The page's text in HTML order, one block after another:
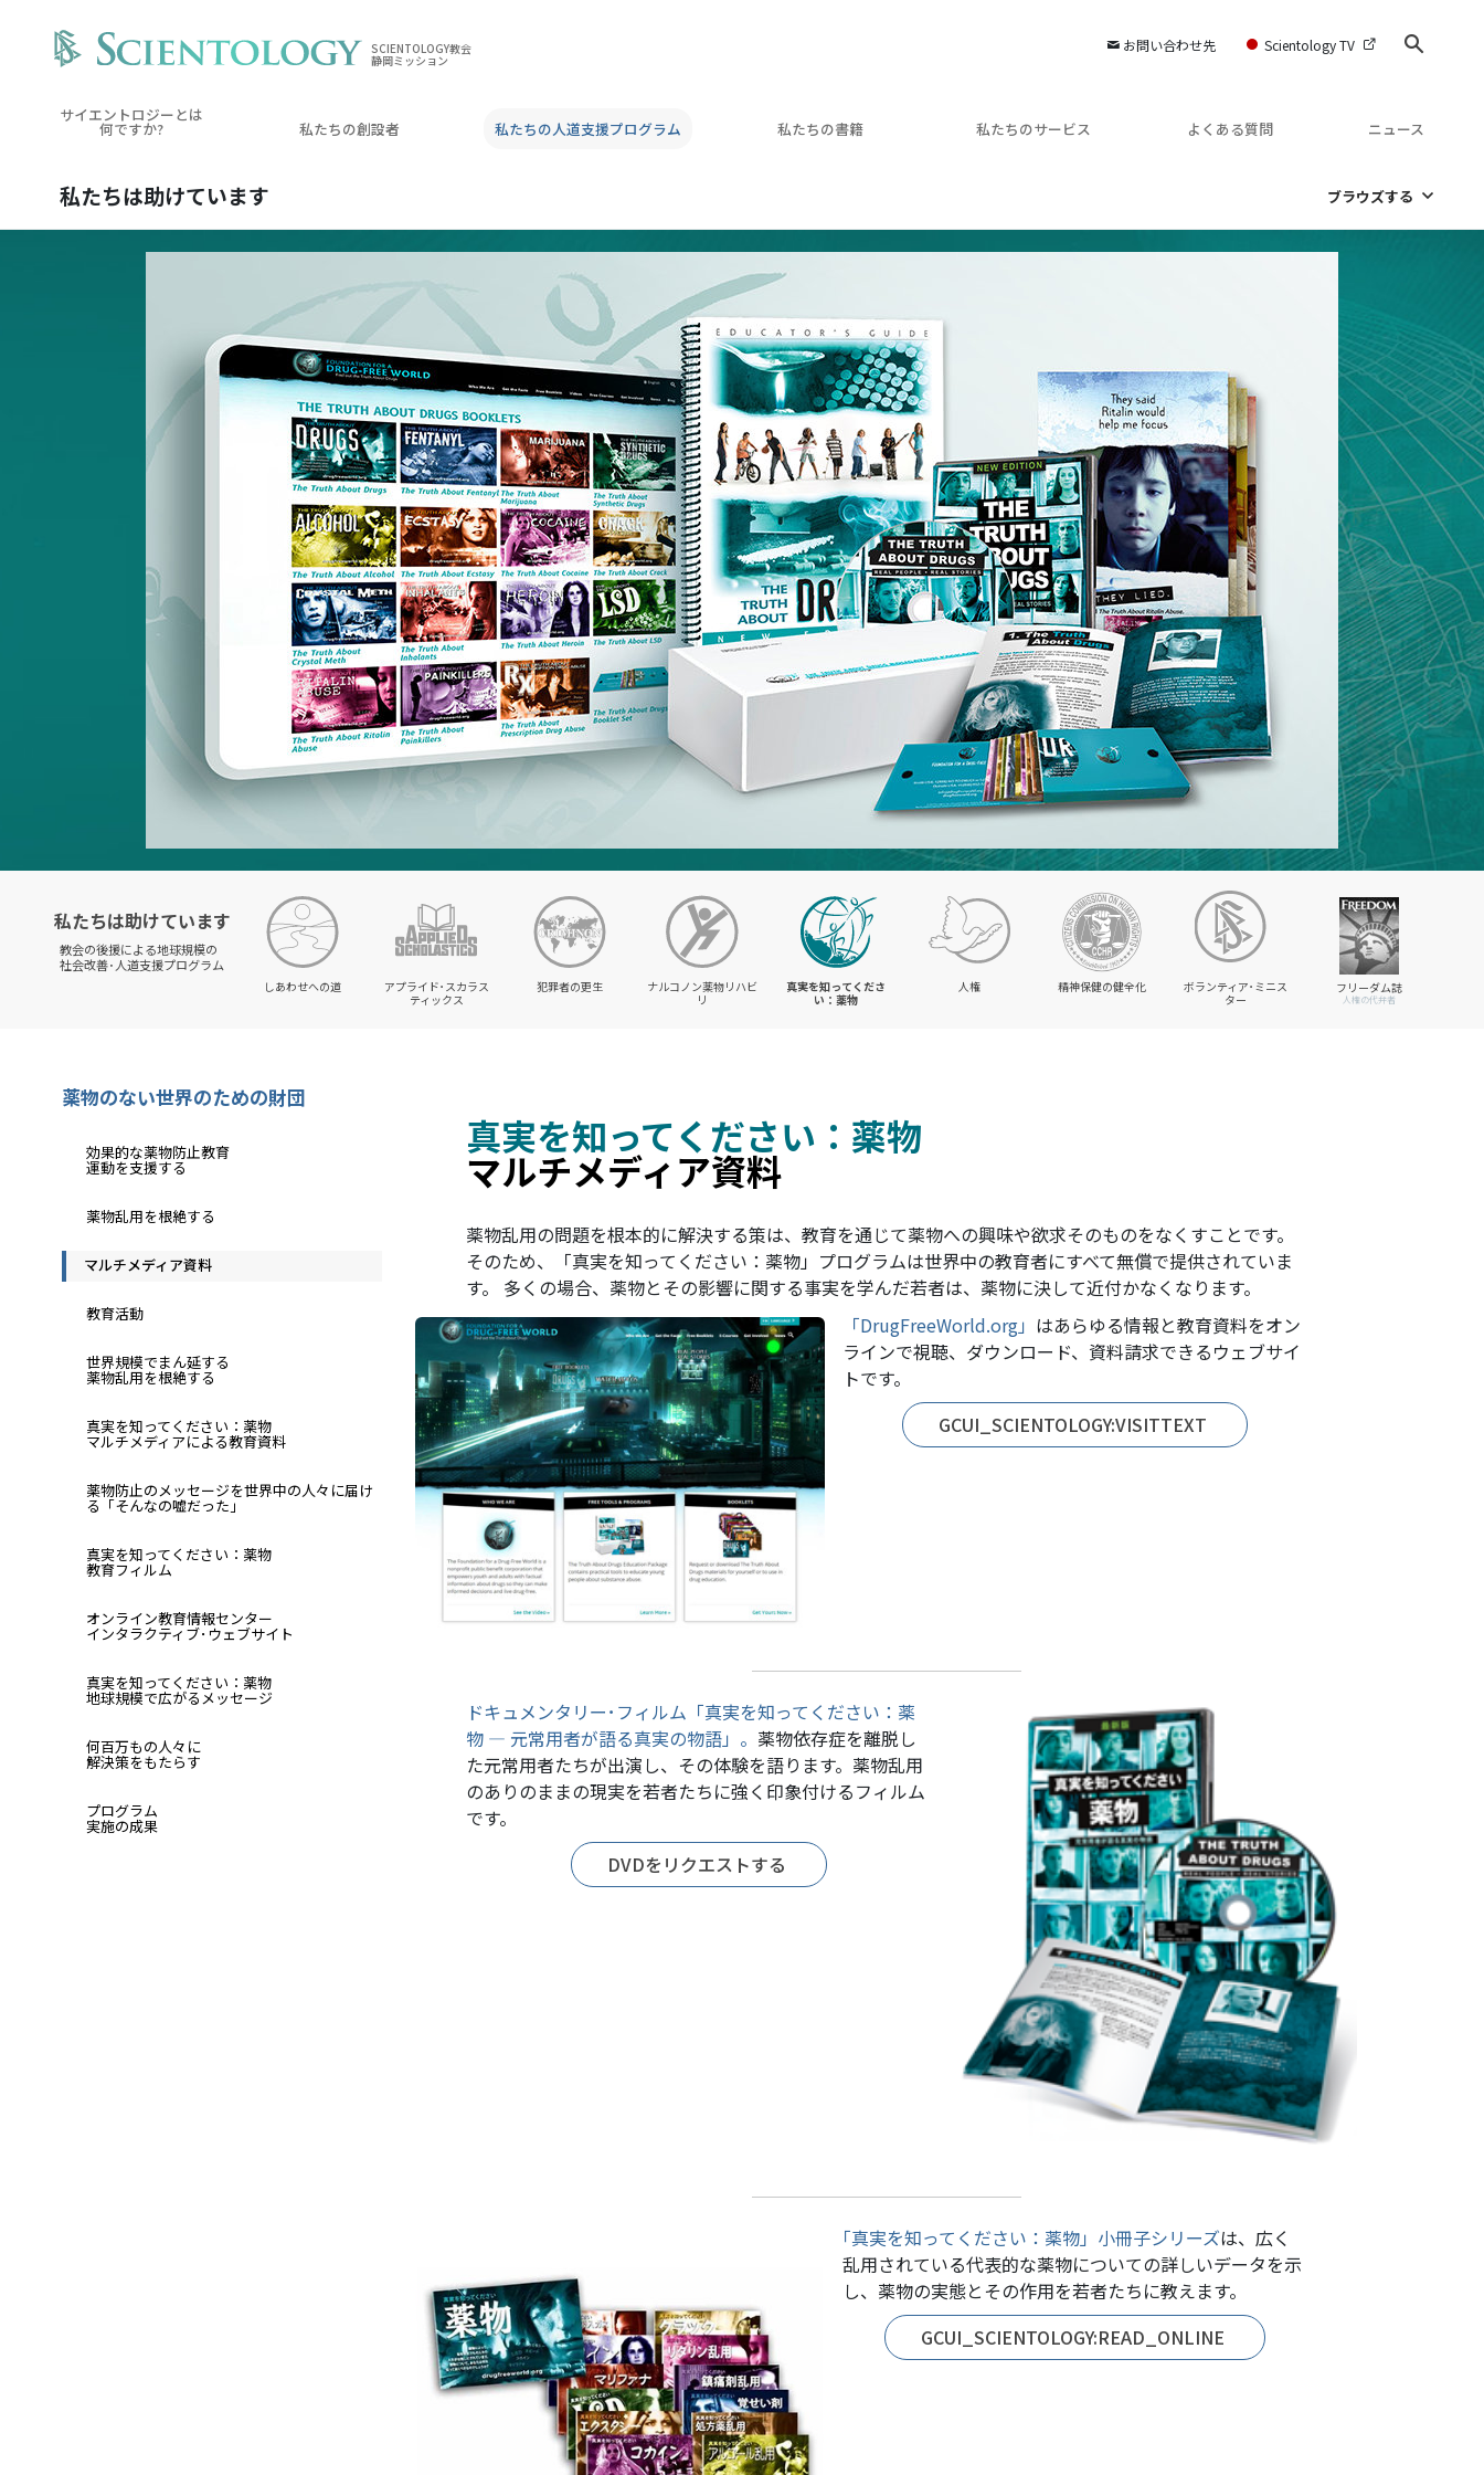
お問い合わせ先 Scientology TV
SCIENTOLOGY教会
静岡ミッション
サイエントロジーとは
何ですか? 私たちの創設者 私たちの人道支援プログラム 私たちの書籍 私たちのサービス よくある質問 ニュース
私たちは助けています ブラウズする
私たちは助けています
教会の後援による地球規模の
社会改善･人道支援プログラム
しあわせへの道
アプライド･スカラス
ティックス
犯罪者の更生
ナルコノン薬物リハビ
リ
真実を知ってくださ
い：薬物
人権 精神保健の健全化
ボランティア･ミニス
ター
フリーダム誌
人権の代弁者
真実を知ってください：薬物
マルチメディア資料
薬物乱用の問題を根本的に解決する策は、教育を通じて薬物への興味や欲求そのものをなくすことです。
そのため、「真実を知ってください：薬物」プログラムは世界中の教育者にすべて無償で提供されていま
す。 多くの場合、薬物とその影響に関する事実を学んだ若者は、薬物に決して近付かなくなります。
「DrugFreeWorld.org」 はあらゆる情報と教育資料をオン
ラインで視聴、ダウンロード、資料請求できるウェブサイ
トです。
GCUI_SCIENTOLOGY:VISITTEXT
ドキュメンタリー･フィルム「真実を知ってください：薬
物 ― 元常用者が語る真実の物語」。 薬物依存症を離脱し
た元常用者たちが出演し、その体験を語ります。薬物乱用
のありのままの現実を若者たちに強く印象付けるフィルム
です。
DVDをリクエストする
｢真実を知ってください：薬物」小冊子シリーズは、広く
乱用されている代表的な薬物についての詳しいデータを示
し、薬物の実態とその作用を若者たちに教えます。
GCUI_SCIENTOLOGY:READ_ONLINE
薬物のない世界のための財団
効果的な薬物防止教育
運動を支援する
薬物乱用を根絶する
マルチメディア資料
教育活動
世界規模でまん延する
薬物乱用を根絶する
真実を知ってください：薬物
マルチメディアによる教育資料
薬物防止のメッセージを世界中の人々に届け
る 「そんなの嘘だった」
真実を知ってください：薬物
教育フィルム
オンライン教育情報センター
インタラクティブ･ウェブサイト
真実を知ってください：薬物
地球規模で広がるメッセージ
何百万もの人々に
解決策をもたらす
プログラム
実施の成果